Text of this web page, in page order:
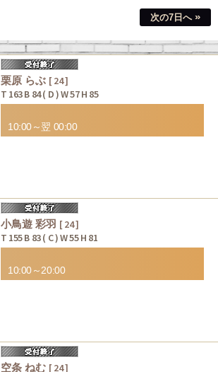
次の7日へ »
栗原 らぶ [ 24 ]
T 163 B 84 ( D ) W 57 H 85
10:00～翌 00:00
小鳥遊 彩羽 [ 24 ]
T 155 B 83 ( C ) W 55 H 81
10:00～20:00
空条 ねむ [ 24 ]